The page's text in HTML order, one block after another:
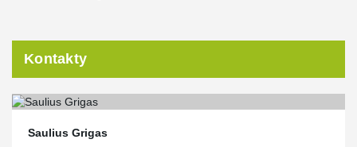
Kontakty
Saulius Grigas